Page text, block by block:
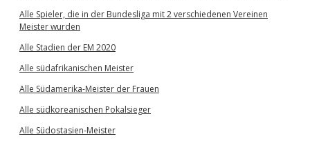
Alle Spieler, die in der Bundesliga mit 2 verschiedenen Vereinen
Meister wurden
Alle Stadien der EM 2020
Alle südafrikanischen Meister
Alle Südamerika-Meister der Frauen
Alle südkoreanischen Pokalsieger
Alle Südostasien-Meister